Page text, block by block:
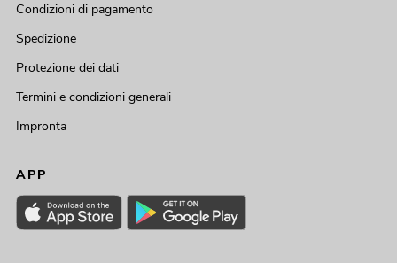
Condizioni di pagamento
Spedizione
Protezione dei dati
Termini e condizioni generali
Impronta
APP